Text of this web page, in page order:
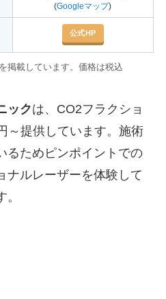
(Googleマップ)
公式HP
掲載しています。価格は税込
ックは、CO2フラクショ
～提供しています。施術
るためピンポイントでの
ナルレーザーを体験して